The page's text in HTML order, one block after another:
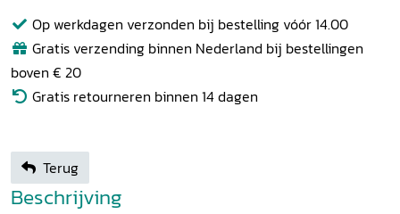
Op werkdagen verzonden bij bestelling vóór 14.00
Gratis verzending binnen Nederland bij bestellingen
boven € 20
Gratis retourneren binnen 14 dagen
Terug
Beschrijving